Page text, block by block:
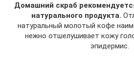
Домашний скраб
натурального продукта.
натуральный молотый кофе
нежно отшелушивает кожу
эпидермис.